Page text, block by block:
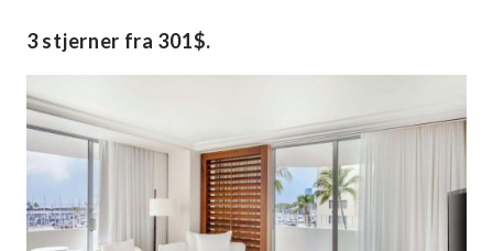
3 stjerner fra 301$.